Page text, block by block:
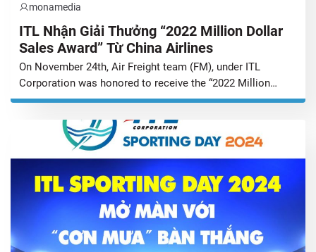
monamedia
ITL Nhận Giải Thưởng “2022 Million Dollar
Sales Award” Từ China Airlines
On November 24th, Air Freight team (FM), under ITL
Corporation was honored to receive the “2022 Million
Dollar Award” from China Airlines in the “Million Dollar
Hotel, Ho Chi Minh City. Representative of ITL, Mr.
Alexander Olsen – Vice President – Freight Management &
Commercial, and Ms. […]